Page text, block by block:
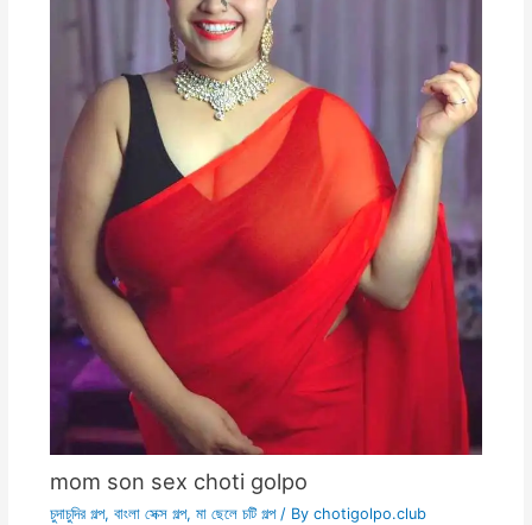
mom son sex choti golpo
চুদাচুদির গল্প, বাংলা সেক্স গল্প, মা ছেলে চটি গল্প/ By chotigolpo.club